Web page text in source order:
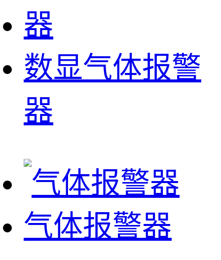
数显气体报警
器
气体报警器